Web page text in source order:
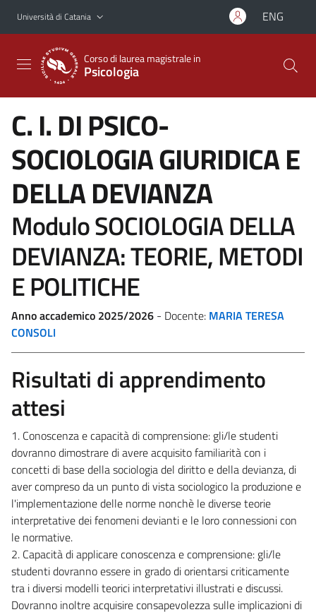
Vai al contenuto principale
Vai al menu di navigazione
Università di Catania ENG
Corso di laurea magistrale in
Psicologia
C. I. DI PSICO-
SOCIOLOGIA GIURIDICA E
DELLA DEVIANZA
Modulo SOCIOLOGIA DELLA
DEVIANZA: TEORIE, METODI
E POLITICHE
Anno accademico 2025/2026 - Docente: MARIA TERESA
CONSOLI
Risultati di apprendimento
attesi
1. Conoscenza e capacità di comprensione: gli/le studenti
dovranno dimostrare di avere acquisito familiarità con i
concetti di base della sociologia del diritto e della devianza, di
aver compreso da un punto di vista sociologico la produzione e
l'implementazione delle norme nonchè le diverse teorie
interpretative dei fenomeni devianti e le loro connessioni con
le normative.
2. Capacità di applicare conoscenza e comprensione: gli/le
studenti dovranno essere in grado di orientarsi criticamente
tra i diversi modelli teorici interpretativi illustrati e discussi.
Dovranno inoltre acquisire consapevolezza sulle implicazioni di